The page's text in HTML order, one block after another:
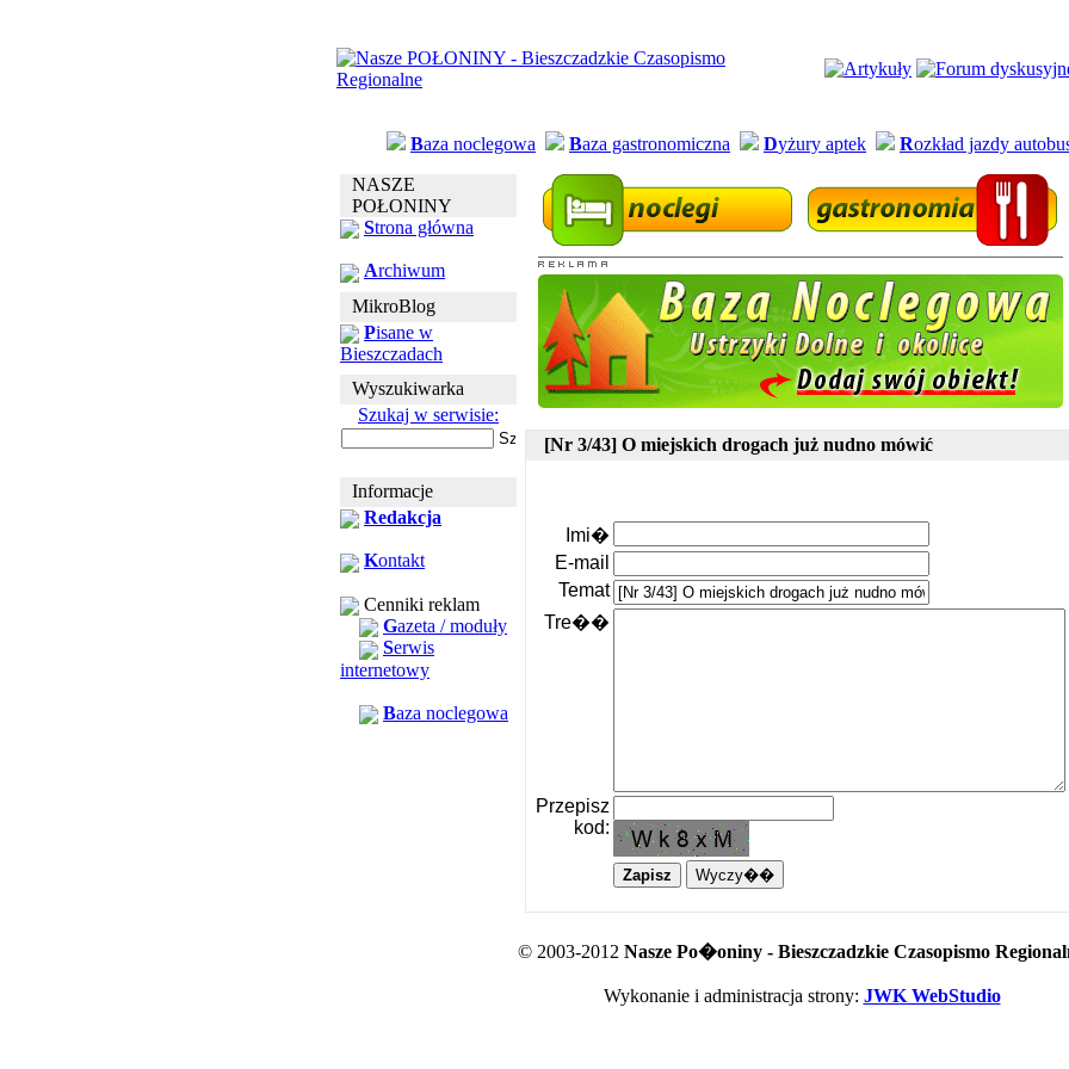
Baza noclegowa Baza gastronomiczna Dyżury aptek Rozkład jazdy
NASZE
POŁONINY
Strona główna
Archiwum
MikroBlog
Pisane w
Bieszczadach
Wyszukiwarka
Szukaj w serwisie:
Informacje
Redakcja
Kontakt
Cenniki reklam
Gazeta / moduły
Serwis
internetowy
Baza noclegowa
[Nr 3/43] O miejskich drogach już nudno mówić
Imi�
E-mail
Temat
Tre��
Przepisz
kod:
© 2003-2012 Nasze Po�oniny - Bieszczadzkie Czasopismo
Wykonanie i administracja strony: JWK WebStudio